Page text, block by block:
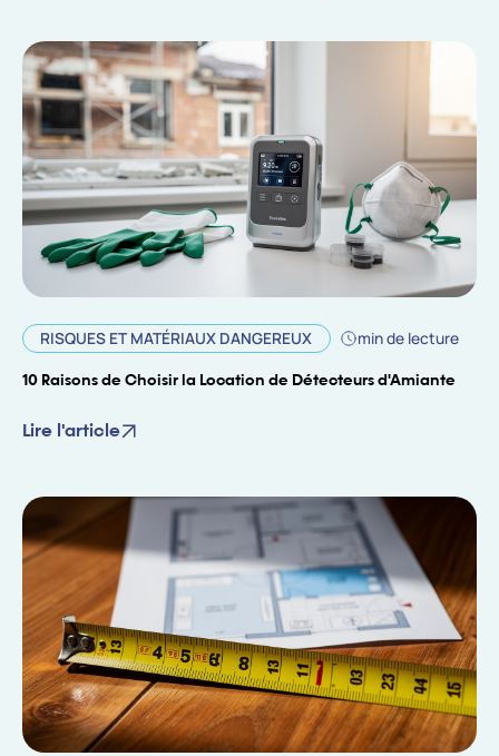
RISQUES ET MATÉRIAUX DANGEREUX min de lecture
10 Raisons de Choisir la Location de Détecteurs d'Amiante
Lire l'article